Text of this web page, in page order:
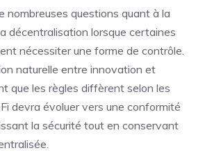
nombreuses questions quant à la
décentralisation lorsque certaines
nécessiter une forme de contrôle.
naturelle entre innovation et
que les règles diffèrent selon les
devra évoluer vers une conformité
la sécurité tout en conservant